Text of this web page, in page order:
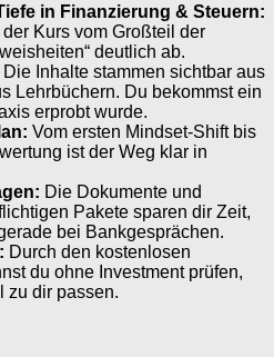
in Finanzierung & Steuern:
Kurs vom Großteil der
deutlich ab.
Die Inhalte stammen sichtbar aus
Lehrbüchern. Du bekommst ein
erprobt wurde.
Vom ersten Mindset-Shift bis
ist der Weg klar in
Die Dokumente und
Pakete sparen dir Zeit,
bei Bankgesprächen.
Durch den kostenlosen
du ohne Investment prüfen,
zu dir passen.